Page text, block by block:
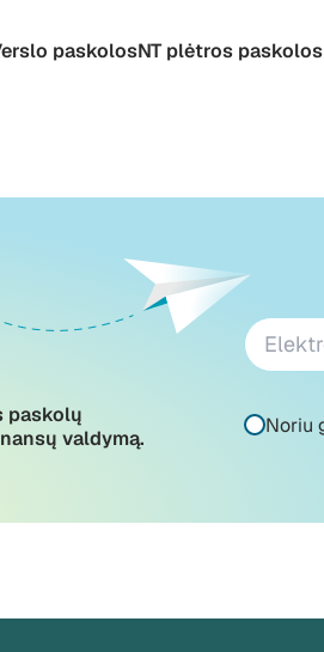
paskolosNT plėtros paskolos
paskolų
valdymą.
Noriu